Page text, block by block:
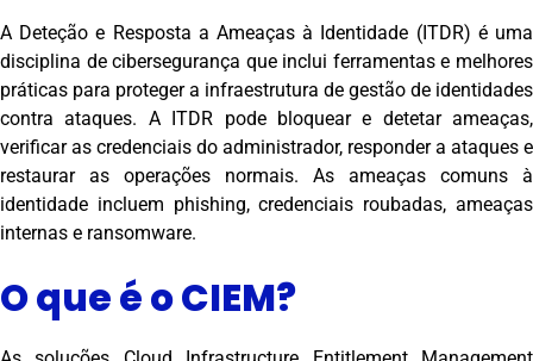
A Deteção e Resposta a Ameaças à Identidade (ITDR) é uma
disciplina de cibersegurança que inclui ferramentas e melhores
práticas para proteger a infraestrutura de gestão de identidades
contra ataques. A ITDR pode bloquear e detetar ameaças,
verificar as credenciais do administrador, responder a ataques e
restaurar as operações normais. As ameaças comuns à
identidade incluem phishing, credenciais roubadas, ameaças
internas e ransomware.
O que é o CIEM?